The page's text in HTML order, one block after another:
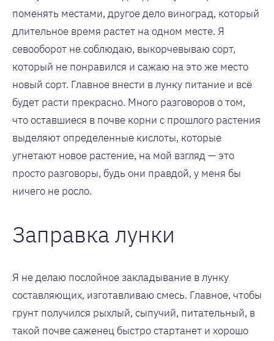
поменять местами, другое дело виноград, который
длительное время растет на одном месте. Я
севооборот не соблюдаю, выкорчевываю сорт,
который не понравился и сажаю на это же место
новый сорт. Главное внести в лунку питание и всё
будет расти прекрасно. Много разговоров о том,
что оставшиеся в почве корни с прошлого растения
выделяют определенные кислоты, которые
угнетают новое растение, на мой взгляд — это
просто разговоры, будь они правдой, у меня бы
ничего не росло.
Заправка лунки
Я не делаю послойное закладывание в лунку
составляющих, изготавливаю смесь. Главное, чтобы
грунт получился рыхлый, сыпучий, питательный, в
такой почве саженец быстро стартанет и хорошо